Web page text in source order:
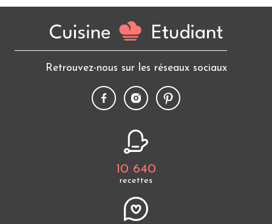
Retrouvez-nous sur les réseaux sociaux
10 640
recettes